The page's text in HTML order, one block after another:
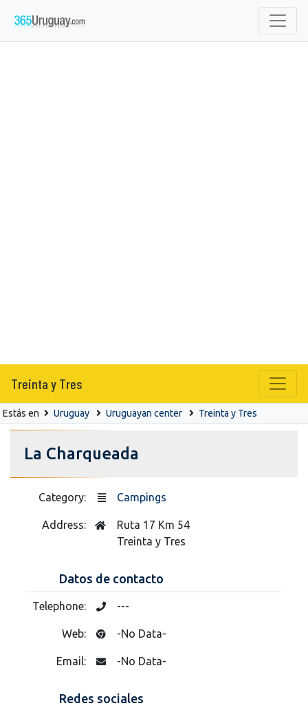
Treinta y Tres
Estás en Uruguay Uruguayan center Treinta y Tres
La Charqueada
Category: Campings
Address:
Ruta 17 Km 54
Treinta y Tres
Datos de contacto
Telephone: ---
Web: -No Data-
Email: -No Data-
Redes sociales